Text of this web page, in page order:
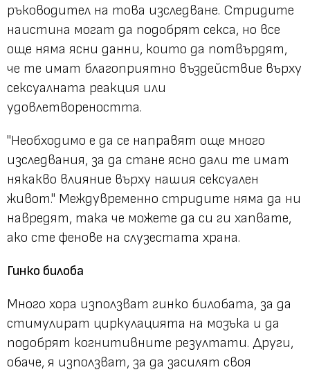
ръководител на това изследване. Стридите
наистина могат да подобрят секса, но все
още няма ясни данни, които да потвърдят,
че те имат благоприятно въздействие върху
сексуалната реакция или
удовлетвореността.
"Необходимо е да се направят още много
изследвания, за да стане ясно дали те имат
някакво влияние върху нашия сексуален
живот." Междувременно стридите няма да ни
навредят, така че можете да си ги хапвате,
ако сте фенове на слузестата храна.
Гинко билоба
Много хора използват гинко билобата, за да
стимулират циркулацията на мозъка и да
подобрят когнитивните резултати. Други,
обаче, я използват, за да засилят своя